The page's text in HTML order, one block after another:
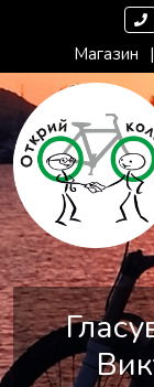
Магазин |